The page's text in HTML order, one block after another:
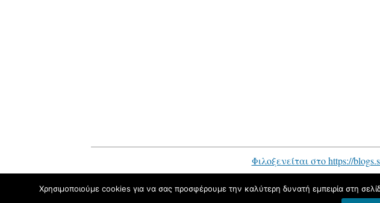
Φιλοξενείται στο https://
Χρησιμοποιούμε cookies για να σας προσφέρουμε την καλύτερη δυνατή εμπειρία στη